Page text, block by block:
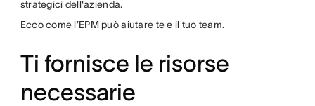
strategici dell'azienda.
Ecco come l’EPM può aiutare te e il tuo team.
Ti fornisce le risorse
necessarie